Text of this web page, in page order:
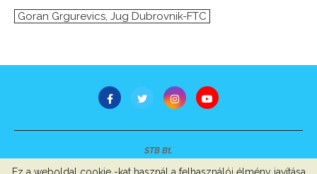
Goran Grgurevics Jug Dubrovnik-FTC
STB Bt.
Minden jog fenntartva © 2007-2022